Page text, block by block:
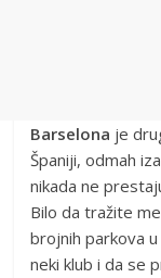
Barselona je
Španiji, odmah
nikada ne
Bilo da tražite
brojnih parkova
neki klub i da se